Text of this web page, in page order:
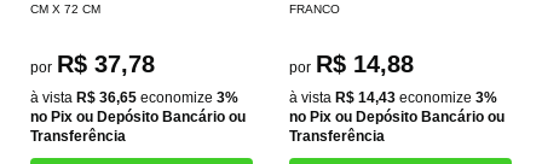
CM X 72 CM
por R$ 37,78
à vista R$ 36,65 economize 3%
no Pix ou Depósito Bancário ou
Transferência
FRANCO
por R$ 14,88
à vista R$ 14,43 economize 3%
no Pix ou Depósito Bancário ou
Transferência